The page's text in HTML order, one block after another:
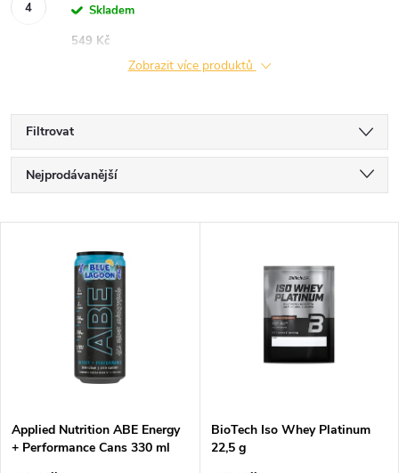
Skladem
549 Kč
Zobrazit více produktů
Filtrovat
Ř
a
p
Nejprodávanější
s
Applied Nutrition ABE Energy
+ Performance Cans 330 ml
BioTech Iso Whey Platinum
22,5 g